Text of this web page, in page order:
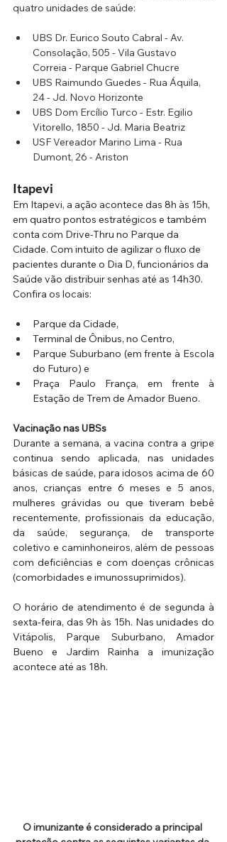
quatro unidades de saúde:
UBS Dr. Eurico Souto Cabral - Av.
Consolação, 505 - Vila Gustavo
Correia - Parque Gabriel Chucre
UBS Raimundo Guedes - Rua Áquila,
24 - Jd. Novo Horizonte
UBS Dom Ercílio Turco - Estr. Egilio
Vitorello, 1850 - Jd. Maria Beatriz
USF Vereador Marino Lima - Rua
Dumont, 26 - Ariston
Itapevi
Em Itapevi, a ação acontece das 8h às 15h,
em quatro pontos estratégicos e também
conta com Drive-Thru no Parque da
Cidade. Com intuito de agilizar o fluxo de
pacientes durante o Dia D, funcionários da
Saúde vão distribuir senhas até as 14h30.
Confira os locais:
Parque da Cidade,
Terminal de Ônibus, no Centro,
Parque Suburbano (em frente à Escola
do Futuro) e
Praça Paulo França, em frente à
Estação de Trem de Amador Bueno.
Vacinação nas UBSs
Durante a semana, a vacina contra a gripe
continua sendo aplicada, nas unidades
básicas de saúde, para idosos acima de 60
anos, crianças entre 6 meses e 5 anos,
mulheres grávidas ou que tiveram bebê
recentemente, profissionais da educação,
da saúde, segurança, de transporte
coletivo e caminhoneiros, além de pessoas
com deficiências e com doenças crônicas
(comorbidades e imunossuprimidos).
O horário de atendimento é de segunda à
sexta-feira, das 9h às 15h. Nas unidades do
Vitápolis, Parque Suburbano, Amador
Bueno e Jardim Rainha a imunização
acontece até as 18h.
O imunizante é considerado a principal